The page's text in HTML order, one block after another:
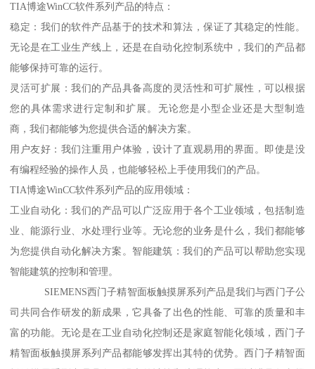
TIA博途WinCC软件系列产品的特点：
稳定：我们的软件产品基于的技术和算法，保证了其稳定的性能。
无论是在工业生产线上，还是在自动化控制系统中，我们的产品都
能够保持可靠的运行。
灵活可扩展：我们的产品具备高度的灵活性和可扩展性，可以根据
您的具体需求进行定制和扩展。无论您是小型企业还是大型制造
商，我们都能够为您提供合适的解决方案。
用户友好：我们注重用户体验，设计了直观易用的界面。即使是没
有编程经验的操作人员，也能够轻松上手使用我们的产品。
TIA博途WinCC软件系列产品的应用领域：
工业自动化：我们的产品可以广泛应用于各个工业领域，包括制造
业、能源行业、水处理行业等。无论您的业务是什么，我们都能够
为您提供自动化解决方案。智能建筑：我们的产品可以帮助您实现
智能建筑的控制和管理。
SIEMENS西门子精智面板触摸屏系列产品是我们与西门子公
司共同合作研发的新成果，它具备了出色的性能、可靠的质量和丰
富的功能。无论是在工业自动化控制还是家庭智能化领域，西门子
精智面板触摸屏系列产品都能够发挥出其特的优势。西门子精智面